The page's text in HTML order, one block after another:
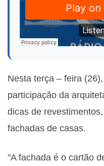
Nesta terça – feira
participação da
dicas de
fachadas de casas.
"A fachada é o cartão